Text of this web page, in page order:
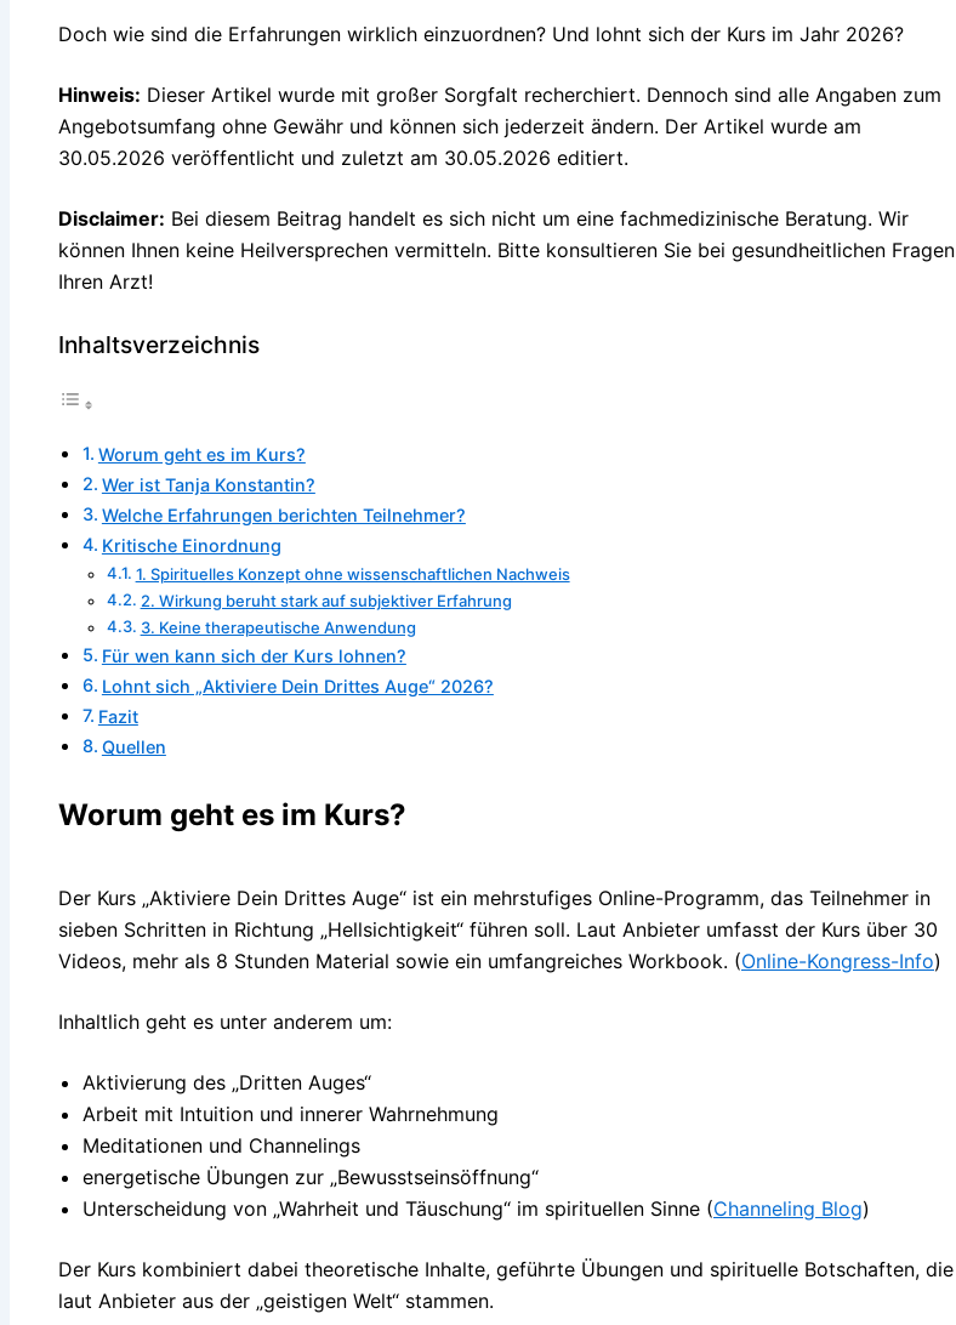
Doch wie sind die Erfahrungen wirklich einzuordnen? Und lohnt sich der Kurs im Jahr 2026?
Hinweis: Dieser Artikel wurde mit großer Sorgfalt recherchiert. Dennoch sind alle Angaben zum
Angebotsumfang ohne Gewähr und können sich jederzeit ändern. Der Artikel wurde am
30.05.2026 veröffentlicht und zuletzt am 30.05.2026 editiert.
Disclaimer: Bei diesem Beitrag handelt es sich nicht um eine fachmedizinische Beratung. Wir
können Ihnen keine Heilversprechen vermitteln. Bitte konsultieren Sie bei gesundheitlichen Fragen
Ihren Arzt!
Inhaltsverzeichnis
Worum geht es im Kurs?
Wer ist Tanja Konstantin?
Welche Erfahrungen berichten Teilnehmer?
Kritische Einordnung
1. Spirituelles Konzept ohne wissenschaftlichen Nachweis
2. Wirkung beruht stark auf subjektiver Erfahrung
3. Keine therapeutische Anwendung
Für wen kann sich der Kurs lohnen?
Lohnt sich „Aktiviere Dein Drittes Auge“ 2026?
Fazit
Quellen
Worum geht es im Kurs?
Der Kurs „Aktiviere Dein Drittes Auge“ ist ein mehrstufiges Online-Programm, das Teilnehmer in
sieben Schritten in Richtung „Hellsichtigkeit“ führen soll. Laut Anbieter umfasst der Kurs über 30
Videos, mehr als 8 Stunden Material sowie ein umfangreiches Workbook. (Online-Kongress-Info)
Inhaltlich geht es unter anderem um:
Aktivierung des „Dritten Auges“
Arbeit mit Intuition und innerer Wahrnehmung
Meditationen und Channelings
energetische Übungen zur „Bewusstseinsöffnung“
Unterscheidung von „Wahrheit und Täuschung“ im spirituellen Sinne (Channeling Blog)
Der Kurs kombiniert dabei theoretische Inhalte, geführte Übungen und spirituelle Botschaften, die
laut Anbieter aus der „geistigen Welt“ stammen.